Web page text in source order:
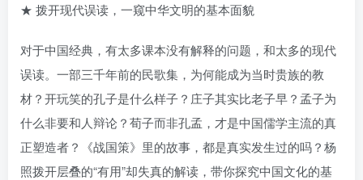
★ 拨开现代误读，一窥中华文明的基本面貌
对于中国经典，有太多课本没有解释的问题，和太多的现代
误读。一部三千年前的民歌集，为何能成为当时贵族的教
材？开玩笑的孔子是什么样子？庄子其实比老子早？孟子为
什么非要和人辩论？荀子而非孔孟，才是中国儒学主流的真
正塑造者？《战国策》里的故事，都是真实发生过的吗？杨
照拨开层叠的“有用”却失真的解读，带你探究中国文化的基